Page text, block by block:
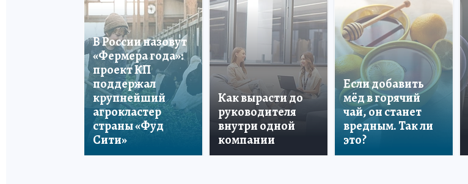
В России назовут
«Фермера года»:
проект КП
поддержал
крупнейший
агрокластер
страны «Фуд
Сити»
Как вырасти до
руководителя
внутри одной
компании
Если добавить
мёд в горячий
чай, он станет
вредным. Так ли
это?